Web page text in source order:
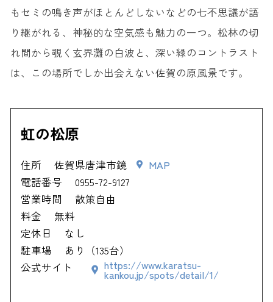
もセミの鳴き声がほとんどしないなどの七不思議が語
り継がれる、神秘的な空気感も魅力の一つ。松林の切
れ間から覗く玄界灘の白波と、深い緑のコントラスト
は、この場所でしか出会えない佐賀の原風景です。
虹の松原
住所 佐賀県唐津市鏡
MAP
電話番号
0955-72-9127
営業時間
散策自由
料金
無料
定休日
なし
駐車場
あり（135台）
公式サイト
https://www.karatsu-
kankou.jp/spots/detail/1/